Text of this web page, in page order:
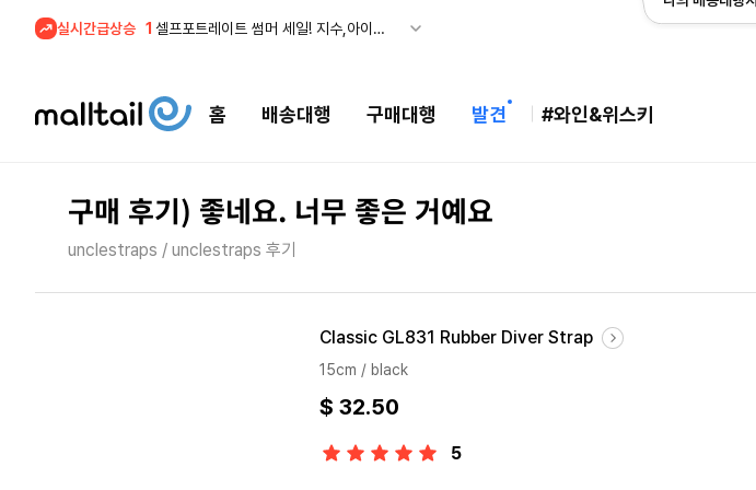
실시간급상승 2
조마샵) 버버리 역대급 특가! 최대 94% 세일
5
홈 배송대행 구매대행 발견 #와인&위스키
구매 후기) 좋네요. 너무 좋은 거예요
unclestraps / unclestraps 후기
Classic GL831 Rubber Diver Strap
15cm / black
$ 32.50
5